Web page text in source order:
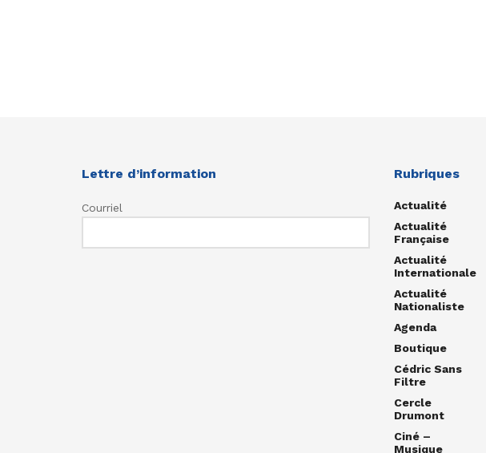
Lettre d’information
Courriel
Rubriques
Actualité
Actualité
Française
Actualité
Internationale
Actualité
Nationaliste
Agenda
Boutique
Cédric Sans
Filtre
Cercle
Drumont
Ciné –
Musique